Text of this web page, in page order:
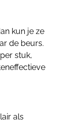
kun je ze
de beurs.
stuk,
als